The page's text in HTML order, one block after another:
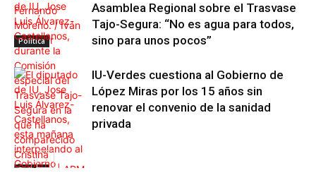
Política
Política
Asamblea Regional sobre el Trasvase
Tajo-Segura: “No es agua para todos,
sino para unos pocos”
IU-Verdes cuestiona al Gobierno de
López Miras por los 15 años sin
renovar el convenio de la sanidad
privada